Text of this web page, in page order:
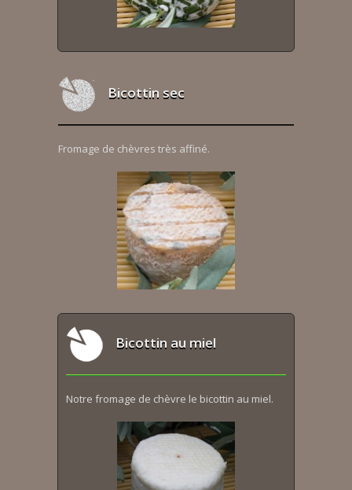
Bicottin sec
Fromage de chèvres très affiné.
Bicottin au miel
Notre fromage de chèvre le bicottin au miel.